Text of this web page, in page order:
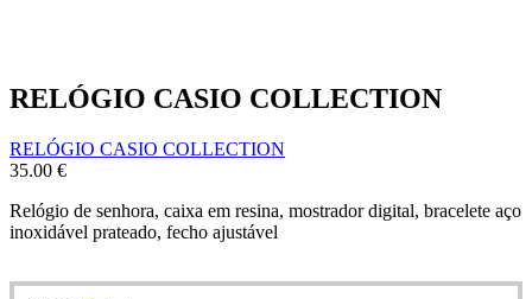
RELÓGIO CASIO COLLECTION
RELÓGIO CASIO COLLECTION
35.00 €
Relógio de senhora, caixa em resina, mostrador digital, bracelete aço
inoxidável prateado, fecho ajustável